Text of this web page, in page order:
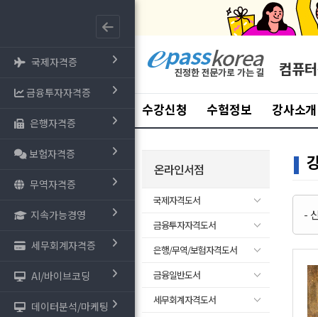
국제자격증
금융투자자격증
은행자격증
보험자격증
무역자격증
지속가능경영
세무회계자격증
AI/바이브코딩
데이터분석/마케팅
컴퓨
수강신청 수험정보 강사소개
온라인서점
국제자격도서
금융투자자격도서
은행/무역/보험자격도서
금융일반도서
세무회계자격도서
-